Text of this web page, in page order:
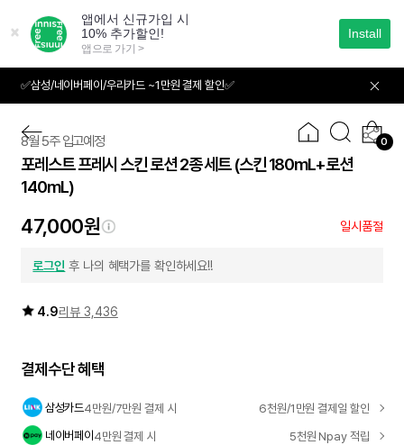
가
✅삼성/네이버페이/우리카드 ~1만원 결제 할인✅
0
01 05
8월 5주 입고예정
포레스트 프레시 스킨 로션 2종 세트(스킨 180mL+로션
140mL)
47,000원 일시품절
로그인 후 나의 혜택가를 확인하세요!!
4.9리뷰 3,436
결제수단 혜택
삼성카드4만원/7만원 결제 시
6천원/1만원 결제일 할인
네이버페이4만원 결제 시
5천원 Npay 적립